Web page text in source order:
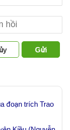
Gửi
đoạn trích Trao